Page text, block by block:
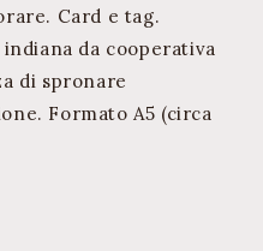
Card e tag.
da cooperativa
di spronare
Formato A5 (circa